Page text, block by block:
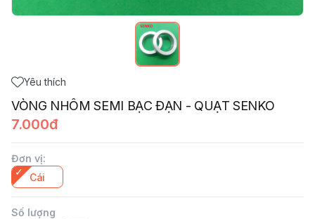
Yêu thích
VÒNG NHÔM SEMI BẠC ĐẠN - QUẠT SENKO
7.000đ
Đơn vị:
Cái
Số lượng